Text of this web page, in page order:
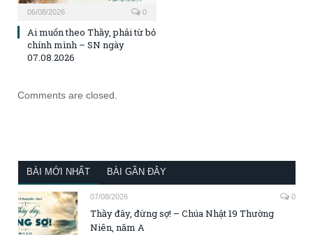
06/08/2026 0
Ai muốn theo Thầy, phải từ bỏ
chính mình – SN ngày
07.08.2026
Comments are closed.
BÀI MỚI NHẤT BÀI GẦN ĐÂY
07/08/2026 0
Thầy đây, đừng sợ! – Chúa Nhật 19 Thường
Niên, năm A